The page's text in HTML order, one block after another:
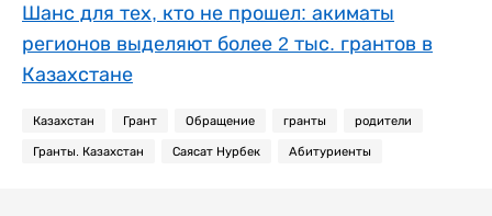
Шанс для тех, кто не прошел: акиматы
регионов выделяют более 2 тыс. грантов в
Казахстане
Казахстан Грант Обращение гранты родители
Гранты. Казахстан Саясат Нурбек Абитуриенты